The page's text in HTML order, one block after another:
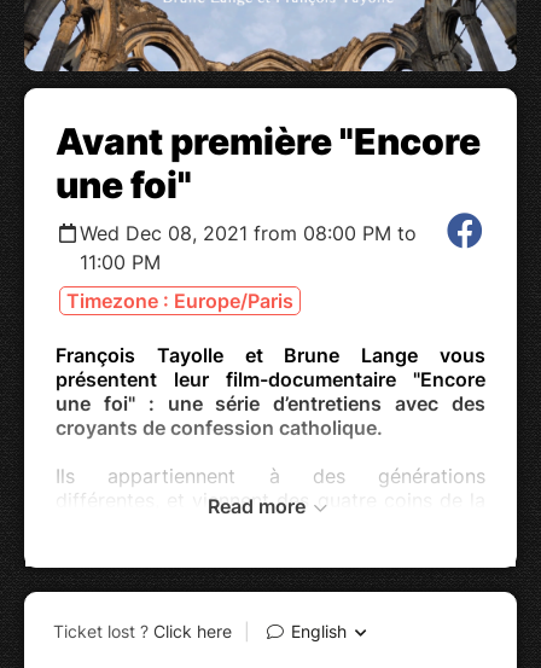
Avant première "Encore
une foi"
Wed Dec 08, 2021 from 08:00 PM to
11:00 PM
Timezone : Europe/Paris
François Tayolle et Brune Lange vous
présentent leur film-documentaire "Encore
une foi" : une série d’entretiens avec des
croyants de confession catholique.
Ils appartiennent à des générations
différentes, et viennent des quatre coins de la
ils ? Quelles expériences et rencontres les ont
menés là où ils en sont sur le plan spirituel ?
Dans le contexte du rapport Sauvé, où l’Eglise
Read more